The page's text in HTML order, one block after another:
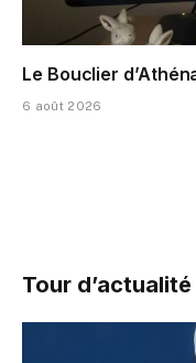
Le Bouclier
6 août 2026
Tour d’actualité